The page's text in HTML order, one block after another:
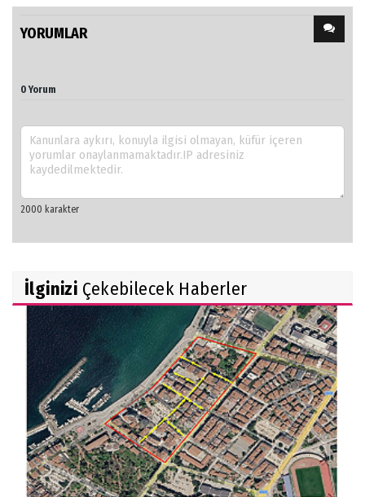
YORUMLAR
0 Yorum
İlginizi Çekebilecek Haberler